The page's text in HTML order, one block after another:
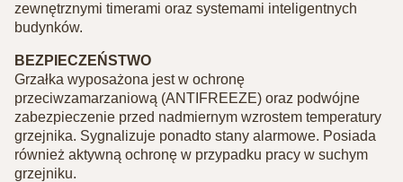
zewnętrznymi timerami oraz systemami inteligentnych
budynków.
BEZPIECZEŃSTWO
Grzałka wyposażona jest w ochronę
przeciwzamarzaniową (ANTIFREEZE) oraz podwójne
zabezpieczenie przed nadmiernym wzrostem temperatury
grzejnika. Sygnalizuje ponadto stany alarmowe. Posiada
również aktywną ochronę w przypadku pracy w suchym
grzejniku.